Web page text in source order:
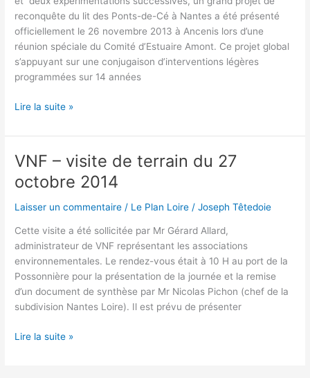
reconquête du lit des Ponts-de-Cé à Nantes a été présenté
officiellement le 26 novembre 2013 à Ancenis lors d’une
réunion spéciale du Comité d’Estuaire Amont. Ce projet global
s’appuyant sur une conjugaison d’interventions légères
programmées sur 14 années
Des
du
projet
de
de
notre
« estuaire
amont »…
Lire la suite »
VNF – visite de terrain du 27
octobre 2014
Laisser un commentaire / Le Plan Loire /Joseph Têtedoie
Cette visite a été sollicitée par Mr Gérard Allard,
administrateur de VNF représentant les associations
environnementales. Le rendez-vous était à 10 H au port de la
Possonnière pour la présentation de la journée et la remise
d’un document de synthèse par Mr Nicolas Pichon (chef de la
subdivision Nantes Loire). Il est prévu de présenter
VNF
Lire la suite »